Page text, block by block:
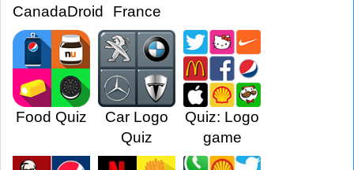
CanadaDroid
France
Food Quiz
Car Logo
Quiz
Quiz: Logo
game